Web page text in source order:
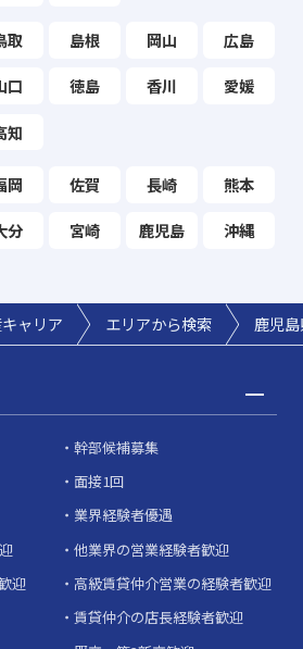
取 島根 岡山 広島
口 徳島 香川 愛媛
知
岡 佐賀 長崎 熊本
分 宮崎 鹿児島 沖縄
ャリア エリアから検索 鹿児
幹部候補募集
面接1回
業界経験者優遇
他業界の営業経験者歓迎
迎
高級賃貸仲介営業の経験者歓迎
賃貸仲介の店長経験者歓迎